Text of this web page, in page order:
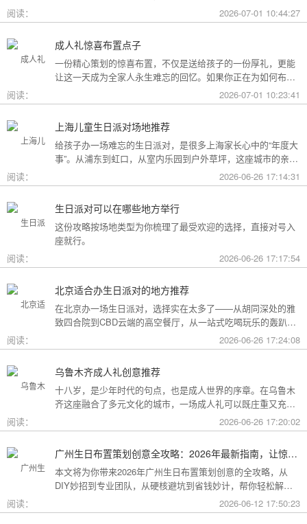
用构成参考，你可以看看哪种更贴合自己的情况。
阅读： 2026-07-01 10:44:27
成人礼惊喜布置点子
一份精心策划的惊喜布置，不仅是送给孩子的一份厚礼，更能
让这一天成为全家人永生难忘的回忆。如果你正在为如何布置
而头疼，不妨收下这份成人礼惊喜布置全攻略，从主题风格到
细节创意，帮你打造一场仪式感爆棚的成年盛典。
阅读： 2026-07-01 10:23:41
上海儿童生日派对场地推荐
给孩子办一场难忘的生日派对，是很多上海家长心中的“年度大
事”。从浦东到虹口，从室内乐园到户外草坪，这座城市的亲子
友好型场地选择越来越丰富。不过场地多了，选择也成了难
题。这份攻略按类型为你盘点了上海热门的儿童生日派对场
阅读： 2026-06-26 17:14:31
生日派对可以在哪些地方举行
这份攻略按场地类型为你梳理了最受欢迎的选择，直接对号入
座就行。
阅读：
2026-06-26 17:17:54
北京适合办生日派对的地方推荐
在北京办一场生日派对，选择实在太多了——从胡同深处的雅
致四合院到CBD云端的高空餐厅，从一站式吃喝玩乐的轰趴别
墅到充满野趣的京郊草坪。为了让你快速找到最心仪的那一
个，我把不同类型的场地分好了类，直接对号入座就行。
阅读： 2026-06-26 17:24:08
乌鲁木齐成人礼创意推荐
十八岁，是少年时代的句点，也是成人世界的序章。在乌鲁木
齐这座融合了多元文化的城市，一场成人礼可以既庄重又充满
创意。这份攻略为你梳理了从传统仪式到现代派对的多种可
能，希望能帮你找到最独特的那一种。
阅读： 2026-06-26 17:20:02
广州生日布置策划创意全攻略：2026年最新指南，让惊喜成为最难忘的记忆
本文将为你带来2026年广州生日布置策划创意的全攻略，从
DIY妙招到专业团队，从硬核避坑到省钱妙计，帮你轻松解锁
阅读： 2026-06-12 17:50:23